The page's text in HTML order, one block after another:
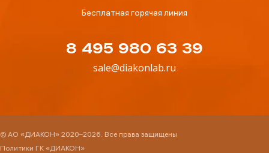
Бесплатная горячая линия
8 495 980 63 39
sale@diakonlab.ru
© АО «ДИАКОН» 2020–2026. Все права защищены
Политики ГК «ДИАКОН»